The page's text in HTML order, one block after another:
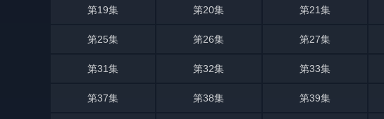
第19集 第20集 第21集
第25集 第26集 第27集
第31集 第32集 第33集
第37集 第38集 第39集